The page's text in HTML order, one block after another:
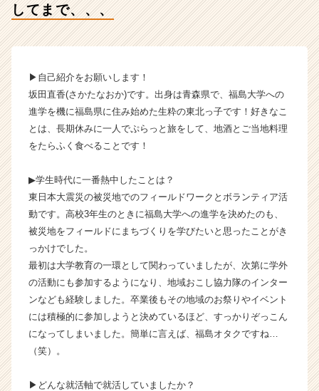
会
社
フ
ュ
ー
ー
リ
ン
ク
ッ
ト
ー
ク
の
ム
してまで、、、
▶︎自己紹介をお願いします！
坂田直香(さかたなおか)です。出身は青森県で、福島大学への
進学を機に福島県に住み始めた生粋の東北っ子です！好きなこ
とは、長期休みに一人でぷらっと旅をして、地酒とご当地料理
をたらふく食べることです！
▶︎学生時代に一番熱中したことは？
東日本大震災の被災地でのフィールドワークとボランティア活
動です。高校3年生のときに福島大学への進学を決めたのも、
被災地をフィールドにまちづくりを学びたいと思ったことがき
っかけでした。
最初は大学教育の一環として関わっていましたが、次第に学外
の活動にも参加するようになり、地域おこし協力隊のインター
ンなども経験しました。卒業後もその地域のお祭りやイベント
には積極的に参加しようと決めているほど、すっかりぞっこん
になってしまいました。簡単に言えば、福島オタクですね…
（笑）。
▶︎どんな就活軸で就活していましたか？